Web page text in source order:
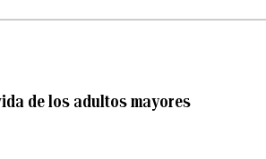
de los adultos mayores